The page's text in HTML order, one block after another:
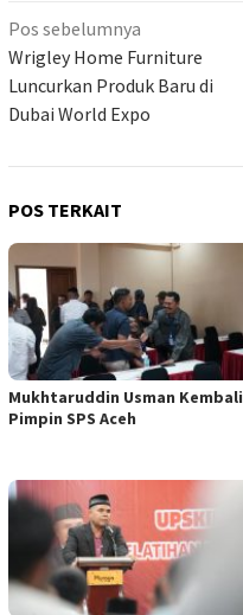
Navigasi
pos
Pos sebelumnya
Wrigley Home Furniture
Luncurkan Produk Baru di
Dubai World Expo
POS TERKAIT
Mukhtaruddin Usman Kembali
Pimpin SPS Aceh